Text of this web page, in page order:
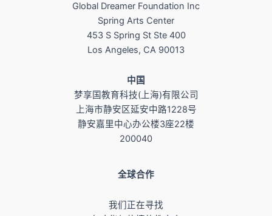
Global Dreamer Foundation Inc
Spring Arts Center
453 S Spring St Ste 400
Los Angeles, CA 90013
​中国
梦享国教育科技(上海)有限公司
上海市静安区延安中路1228号
静安嘉里中心办公楼3座22楼
200040
全球合作
我们正在寻找